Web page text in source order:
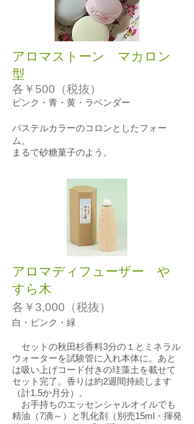
アロマストーン マカロン
型
各￥500（税抜）
ピンク・青・黄・ラベンダー
パステルカラーのコロンとしたフォー
ム。
まるで砂糖菓子のよう。
アロマディフューザー や
すら木
各￥3,000（税抜）
白・ピンク・緑
セットの秋田杉香料3分の１とミネラル
ウォーターを試験管に入れ本体に。あと
は吸い上げコード付きの珪藻土を載せて
セット完了。香りは約2週間持続します
（計1.5か月分）。
お手持ちのエッセンシャルオイルでも
精油（7滴～）と乳化剤（別売15ml・揮発